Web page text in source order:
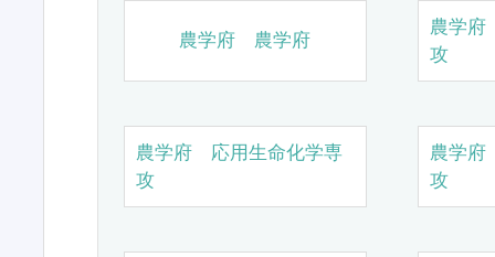
農学府 農学府
農学
攻
農学府 応用生命化学専
攻
農学
攻